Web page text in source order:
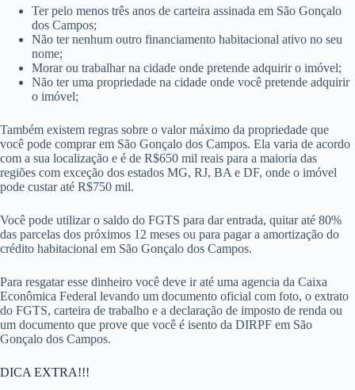
Ter pelo menos três anos de carteira assinada em São Gonçalo
dos Campos;
Não ter nenhum outro financiamento habitacional ativo no seu
nome;
Morar ou trabalhar na cidade onde pretende adquirir o imóvel;
Não ter uma propriedade na cidade onde você pretende adquirir
o imóvel;
Também existem regras sobre o valor máximo da propriedade que
você pode comprar em São Gonçalo dos Campos. Ela varia de acordo
com a sua localização e é de R$650 mil reais para a maioria das
regiões com exceção dos estados MG, RJ, BA e DF, onde o imóvel
pode custar até R$750 mil.
Você pode utilizar o saldo do FGTS para dar entrada, quitar até 80%
das parcelas dos próximos 12 meses ou para pagar a amortização do
crédito habitacional em São Gonçalo dos Campos.
Para resgatar esse dinheiro você deve ir até uma agencia da Caixa
Econômica Federal levando um documento oficial com foto, o extrato
do FGTS, carteira de trabalho e a declaração de imposto de renda ou
um documento que prove que você é isento da DIRPF em São
Gonçalo dos Campos.
DICA EXTRA!!!